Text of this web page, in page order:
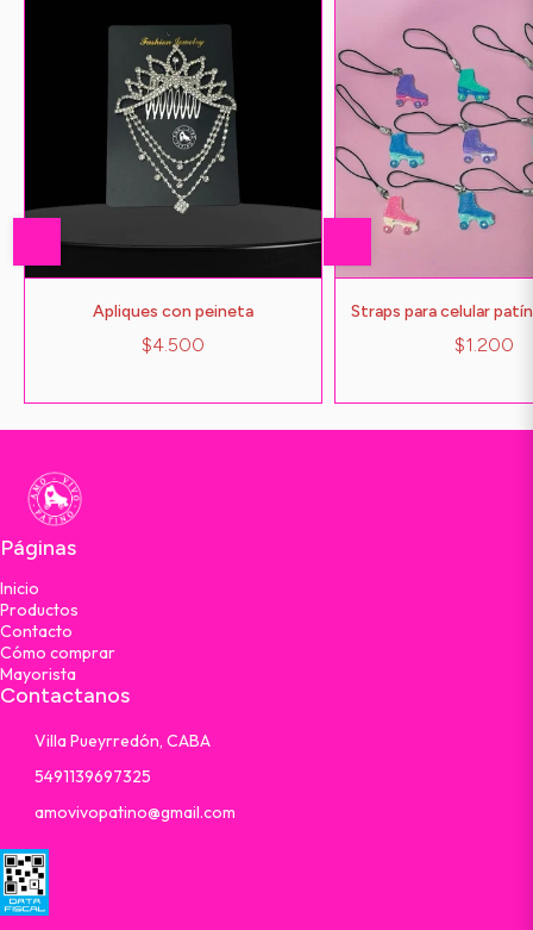
Apliques con peineta
$4.500
Straps para celular
$1.200
Páginas
Inicio
Productos
Contacto
Cómo comprar
Mayorista
Contactanos
Villa Pueyrredón, CABA
5491139697325
amovivopatino@gmail.com